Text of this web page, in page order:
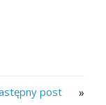
post »